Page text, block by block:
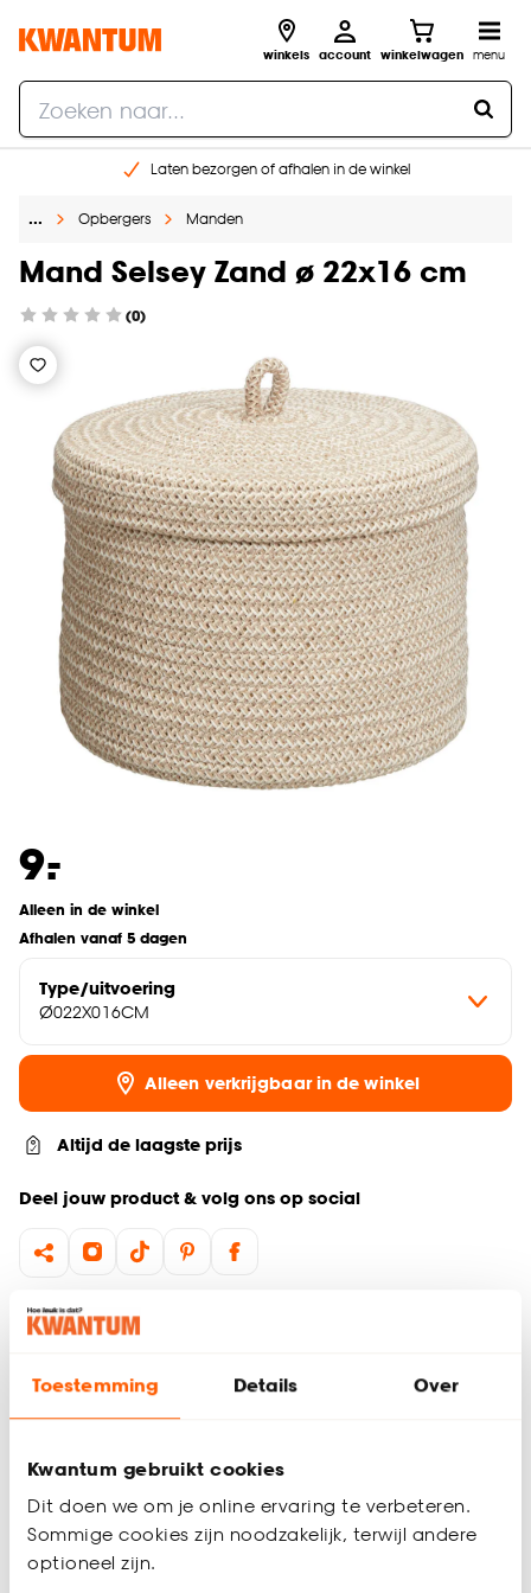
Toestemming Details Over
Kwantum gebruikt cookies
Dit doen we om je online ervaring te verbeteren.
Sommige cookies zijn noodzakelijk, terwijl andere
optioneel zijn.
winkels account winkelwagen menu
Laten bezorgen of afhalen in de winkel
Gratis raam advies en inmeten aan huis
… Opbergers Manden
Mand Selsey Zand ø 22x16 cm
(0)
9.
-
Alleen in de winkel
Afhalen vanaf 5 dagen
Type/uitvoering
Ø022X016CM
Alleen verkrijgbaar in de winkel
Altijd de laagste prijs
Deel jouw product & volg ons op social
Productomschrijving
aanvulling voor kinder- en woonkamers. Met zijn ronde vorm
polyester en voorzien van een deksel, is deze Selsey mand
een sfeervolle en moderne toevoeging voor je interieur.
Prachtige ronde vorm
Productspecificaties